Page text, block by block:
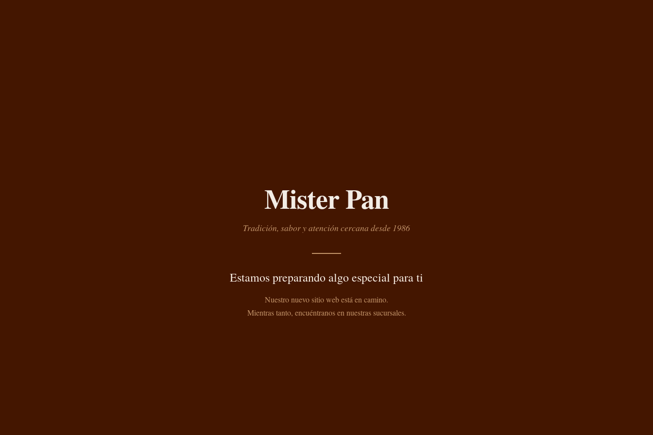
Mister Pan
Tradición, sabor y atención cercana desde 1986
Estamos preparando algo especial para ti
Nuestro nuevo sitio web está en camino.
Mientras tanto, encuéntranos en nuestras sucursales.